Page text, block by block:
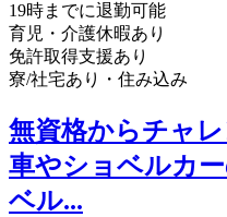
19時までに退勤可能
育児・介護休暇あり
免許取得支援あり
寮/社宅あり・住み込み
無資格からチャ
車やショベルカ
ベル...